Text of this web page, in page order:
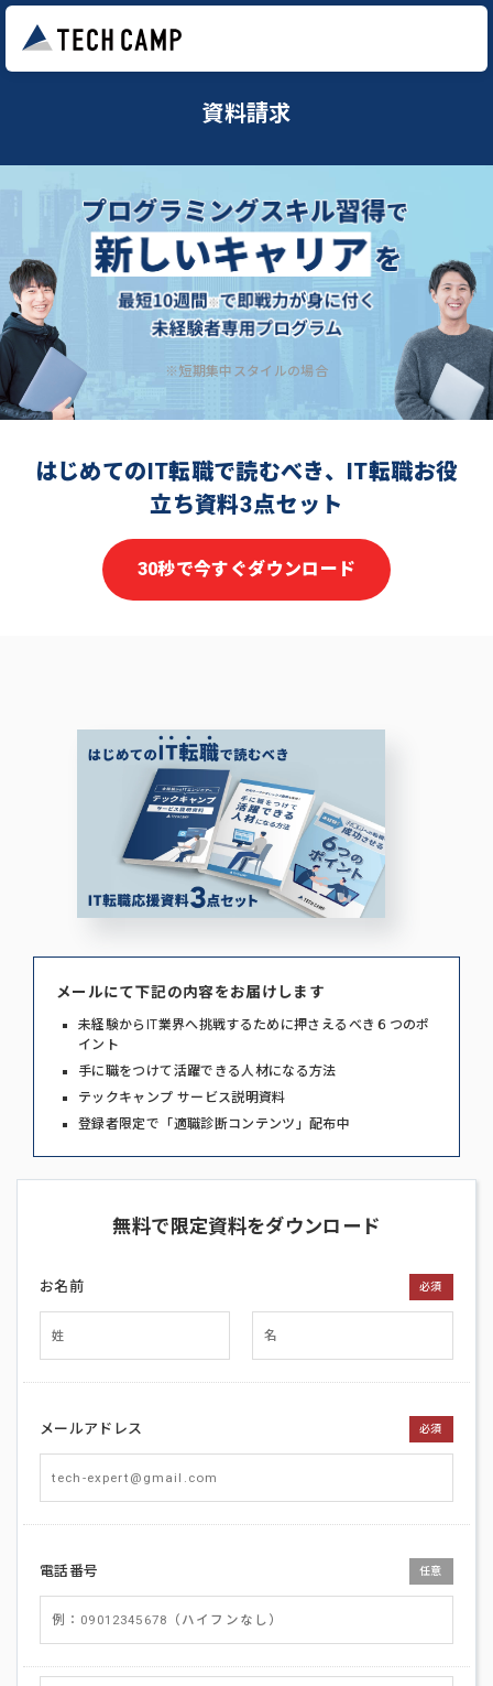
資料請求
※短期集中スタイルの場合
はじめてのIT転職で読むべき、IT転職お役
立ち資料3点セット
30秒で今すぐダウンロード
メールにて下記の内容をお届けします
未経験からIT業界へ挑戦するために押さえるべき６つのポ
イント
手に職をつけて活躍できる人材になる方法
テックキャンプ サービス説明資料
登録者限定で「適職診断コンテンツ」配布中
無料で限定資料をダウンロード
お名前 必須
メールアドレス 必須
電話番号 任意